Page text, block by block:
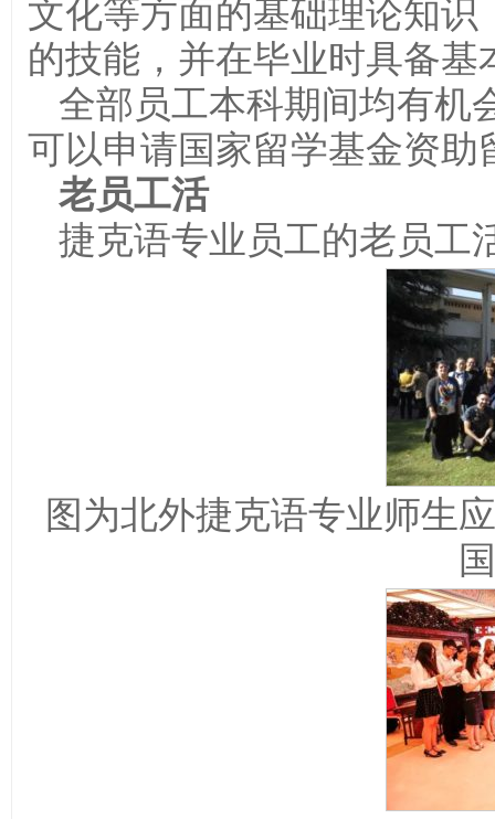
文化等方面的基础理论知
的技能，并在毕业时具备基
全部员工本科期间均有机
可以申请国家留学基金资助
老员工活
捷克语专业员工的老员工
图为北外捷克语专业师生